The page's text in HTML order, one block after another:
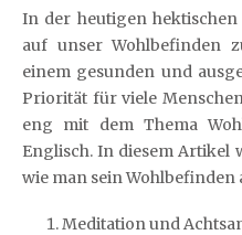
In der heutigen
auf unser Wohlbefinden
einem gesunden und
Priorität für viele
eng mit dem Thema
Englisch. In diesem Artikel
wie man sein
Meditation und